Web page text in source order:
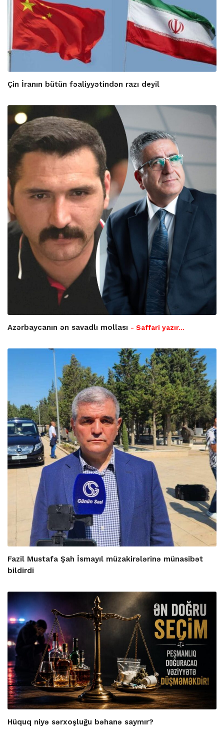
Çin İranın bütün fəaliyyətindən razı deyil
Azərbaycanın ən savadlı mollası - Saffari yazır…
Fazil Mustafa Şah İsmayıl müzakirələrinə münasibət
bildirdi
Hüquq niyə sərxoşluğu bəhanə saymır?